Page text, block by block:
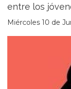
entre los
Miércoles 10 de